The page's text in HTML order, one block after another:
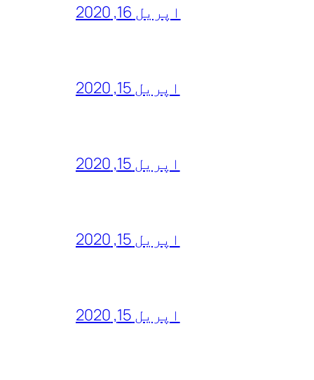
اپریل 16, 2020
اپریل 15, 2020
اپریل 15, 2020
اپریل 15, 2020
اپریل 15, 2020